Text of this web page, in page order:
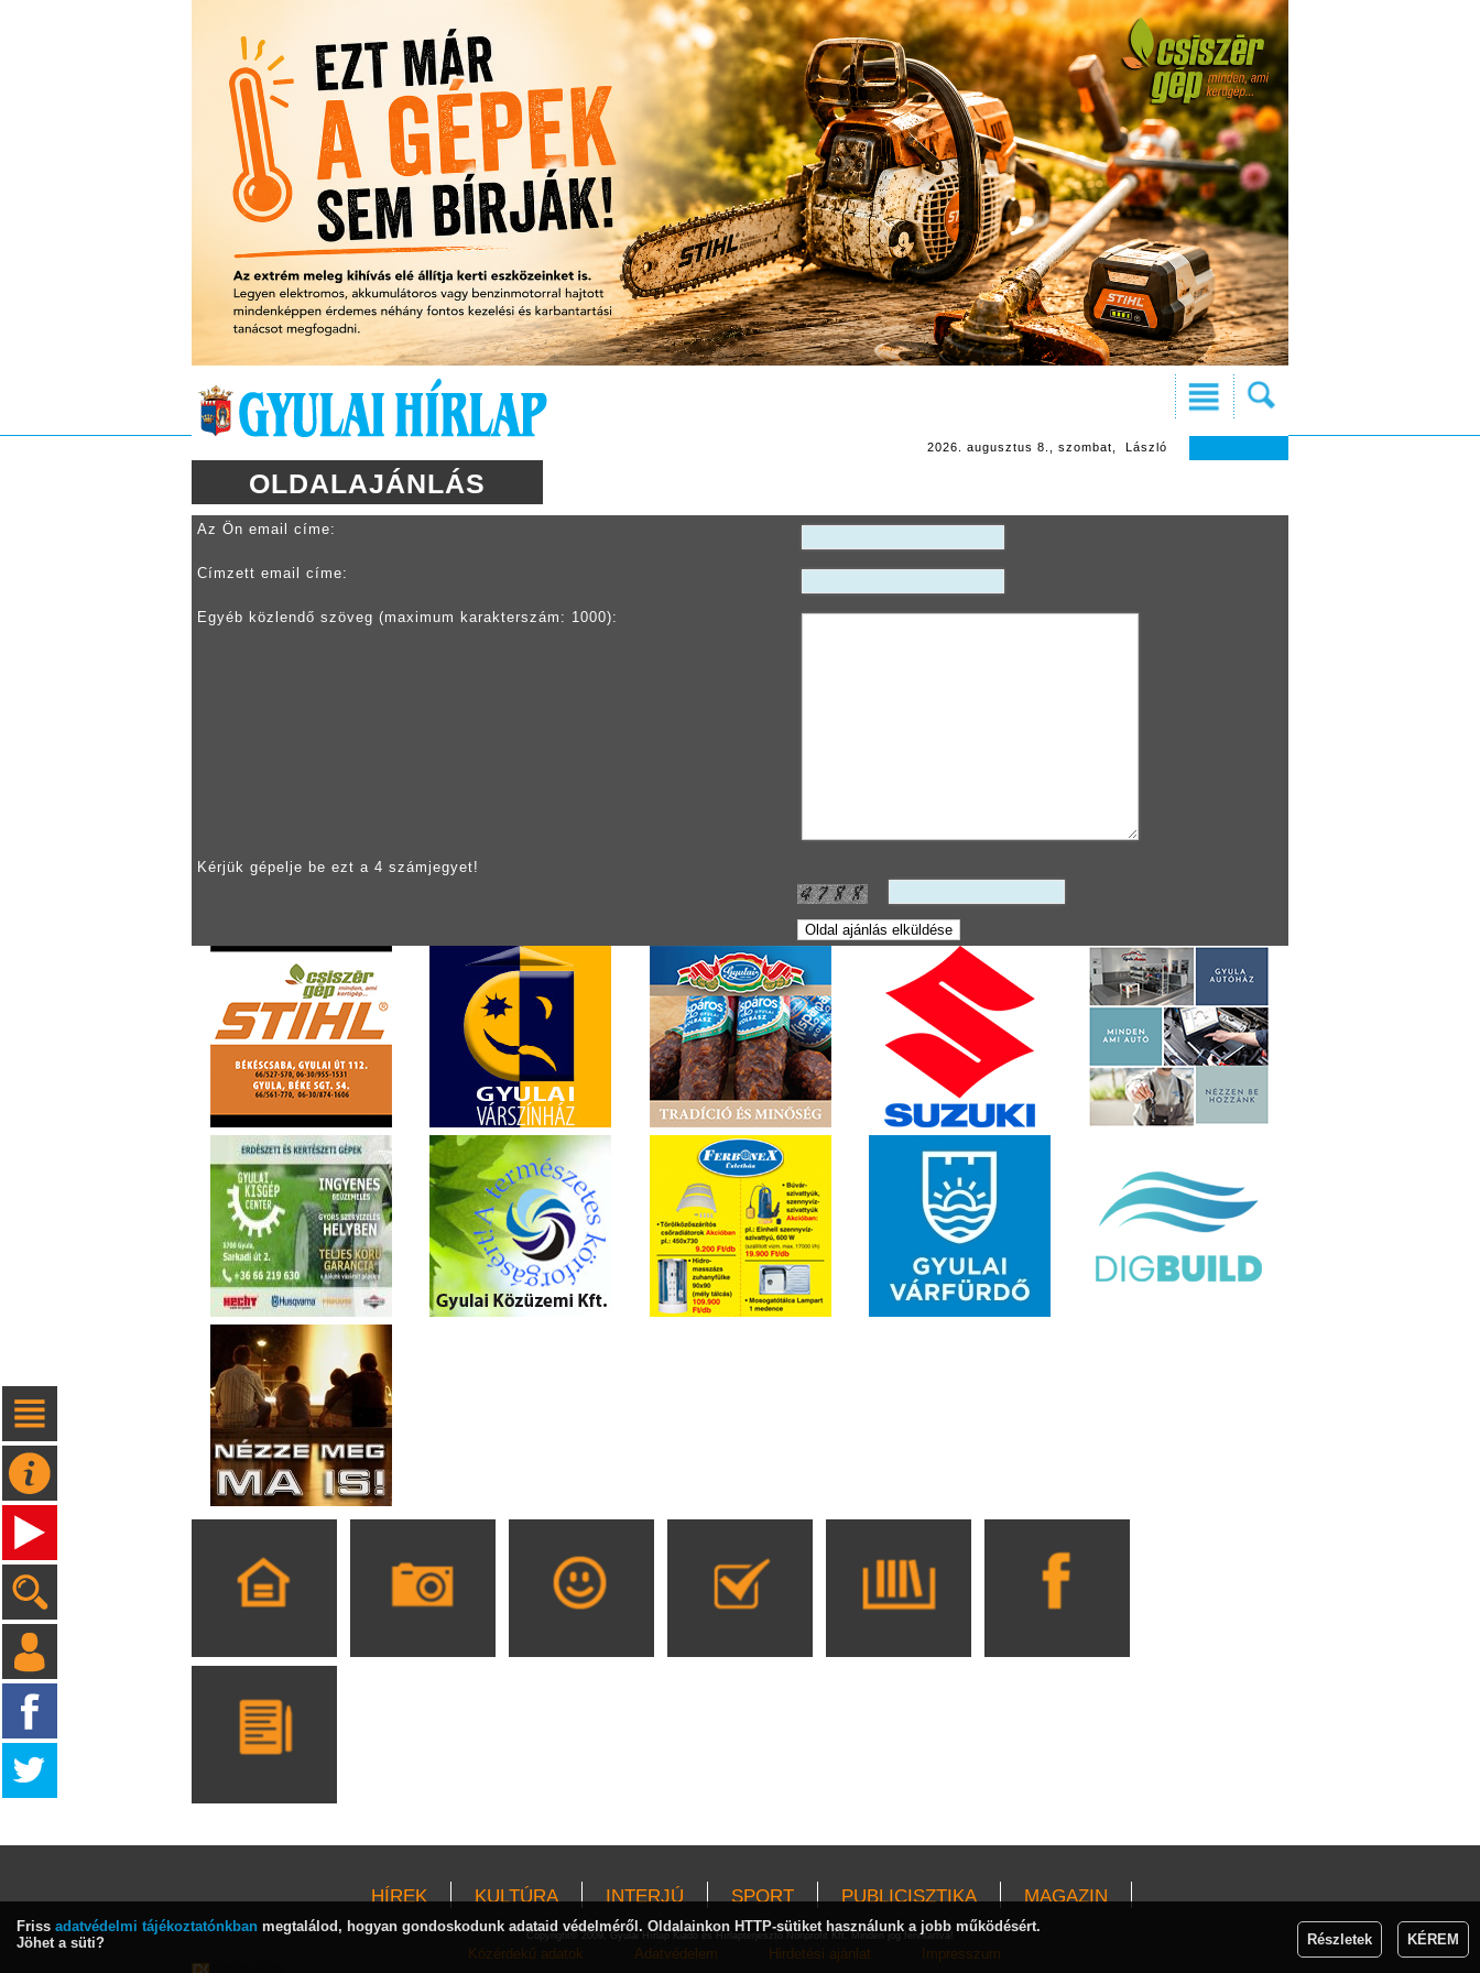
2026. augusztus 8., szombat, László
OLDALAJÁNLÁS
Az Ön email címe:
Címzett email címe:
Egyéb közlendő szöveg (maximum karakterszám: 1000):
Kérjük gépelje be ezt a 4 számjegyet!
HÍREK KULTÚRA INTERJÚ SPORT PUBLICISZTIKA MAGAZIN
Copyright© 2009, Gyulai Hírlap Kiadó és Hírlapterjesztő Nonprofit Kft. Minden jog fenntartva!
Közérdekű adatok Adatvédelem Hirdetési ajánlat Impresszum
Friss adatvédelmi tájékoztatónkban megtalálod, hogyan gondoskodunk adataid védelméről. Oldalainkon HTTP-sütiket használunk a jobb működésért.
Jöhet a süti?
Részletek KÉREM